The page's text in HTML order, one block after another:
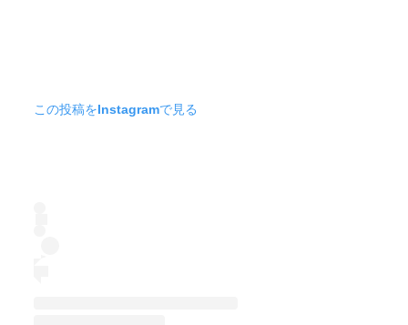
この投稿をInstagramで見る